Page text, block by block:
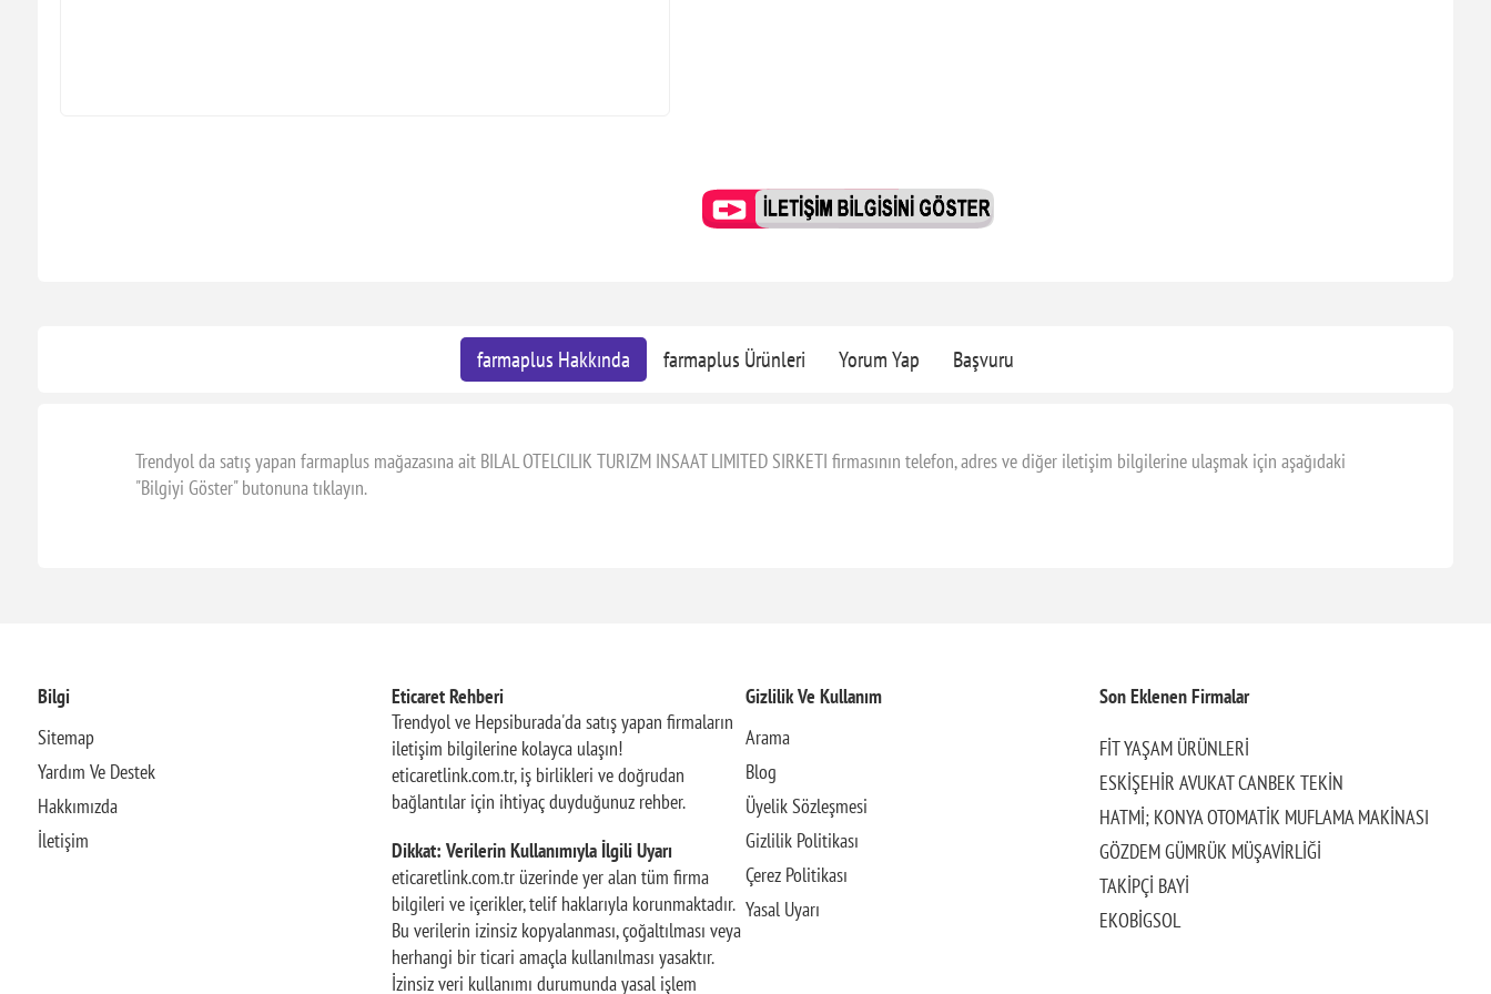
farmaplus Hakkında farmaplus Ürünleri Yorum Yap Başvuru
Trendyol da satış yapan farmaplus mağazasına ait BILAL OTELCILIK TURIZM INSAAT LIMITED SIRKETI firmasının telefon, adres ve diğer iletişim bilgilerine ulaşmak için aşağıdaki
"Bilgiyi Göster" butonuna tıklayın.
Bilgi
Sitemap
Yardım Ve Destek
Hakkımızda
İletişim
Eticaret Rehberi
Trendyol ve Hepsiburada'da satış yapan firmaların
iletişim bilgilerine kolayca ulaşın!
eticaretlink.com.tr, iş birlikleri ve doğrudan
bağlantılar için ihtiyaç duyduğunuz rehber.
Dikkat: Verilerin Kullanımıyla İlgili Uyarı
eticaretlink.com.tr üzerinde yer alan tüm firma
bilgileri ve içerikler, telif haklarıyla korunmaktadır.
Bu verilerin izinsiz kopyalanması, çoğaltılması veya
herhangi bir ticari amaçla kullanılması yasaktır.
İzinsiz veri kullanımı durumunda yasal işlem
Gizlilik Ve Kullanım
Arama
Blog
Üyelik Sözleşmesi
Gizlilik Politikası
Çerez Politikası
Yasal Uyarı
Son Eklenen Firmalar
FİT YAŞAM ÜRÜNLERİ
ESKİŞEHİR AVUKAT CANBEK TEKİN
HATMİ; KONYA OTOMATİK MUFLAMA MAKİNASI
GÖZDEM GÜMRÜK MÜŞAVİRLİĞİ
TAKİPÇİ BAYİ
EKOBİGSOL